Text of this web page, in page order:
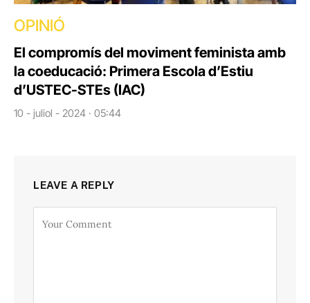
OPINIÓ
El compromís del moviment feminista amb
la coeducació: Primera Escola d’Estiu
d’USTEC-STEs (IAC)
10 - juliol - 2024 · 05:44
LEAVE A REPLY